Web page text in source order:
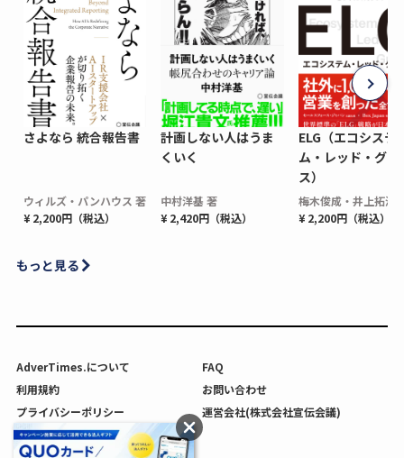
さよなら 統合報告書
ウィルズ・パンハウス 著
¥ 2,200円（税込）
計画しない人はうま
くいく
中村洋基 著
¥ 2,420円（税込）
ELG（エコシステ
ム・レッド・グロ
ス）
梅木俊成・井上拓海
¥ 2,200円（税込）
もっと見る
AdverTimes.について
FAQ
利用規約
お問い合わせ
プライバシーポリシー
運営会社(株式会社宣伝会議)
利用者情報の外部送信について